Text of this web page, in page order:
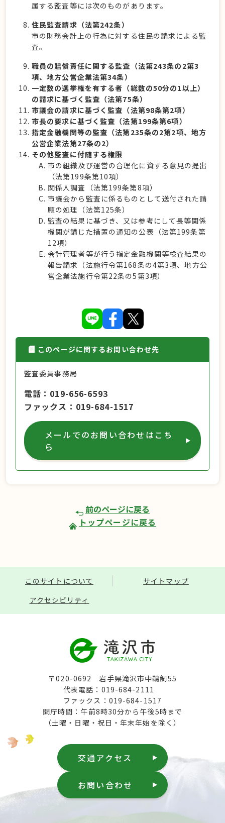
属する監査等には次のものがあります。
住民監査請求（法第242条）
市の財務会計上の行為に対する住民の請求による監
査。
職員の賠償責任に関する監査（法第243条の2第3
項、地方公営企業法第34条）
一定数の選挙権を有する者（総数の50分の1以上）
の請求に基づく監査（法第75条）
市議会の請求に基づく監査（法第98条第2項）
市長の要求に基づく監査（法第199条第6項）
指定金融機関等の監査（法第235条の2第2項、地方
公営企業法第27条の2）
その他監査に付随する権限
市の組織及び運営の合理化に資する意見の提出
（法第199条第10項）
関係人調査（法第199条第8項）
市議会から監査に係るものとして送付された請
願の処理（法第125条）
監査の結果に基づき、又は参考にして長等関係
機関が講じた措置の通知の公表（法第199条第
12項）
会計管理者等が行う指定金融機関等検査結果の
報告請求（法施行令第168条の4第3項、地方公
営企業法施行令第22条の5第3項）
このページに関するお問い合わせ先
監査委員事務局
電話
019-656-6593
ファックス
019-684-1517
メールでのお問い合わせはこち
ら
前のページに戻る
トップページに戻る
このサイトについて
サイトマップ
アクセシビリティ
〒020-0692 岩手県滝沢市中鵜飼55
代表電話：019-684-2111
ファックス：019-684-1517
開庁時間：午前8時30分から午後5時まで
（土曜・日曜・祝日・年末年始を除く）
交通アクセス
お問い合わせ